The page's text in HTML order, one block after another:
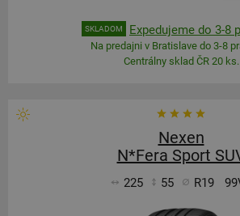
SKLADOM Expedujeme do 3-8
Na predajni v Bratislave do 3-8
Centrálny sklad ČR 20 ks.
Nexen
N*Fera Sport
225 55 R19